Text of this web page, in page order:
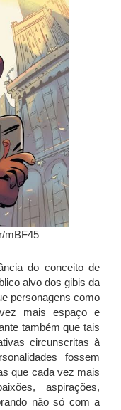
mBF45
do conceito de
alvo dos gibis da
personagens como
mais espaço e
também que tais
circunscritas à
fossem
que cada vez mais
aspirações,
não só com a